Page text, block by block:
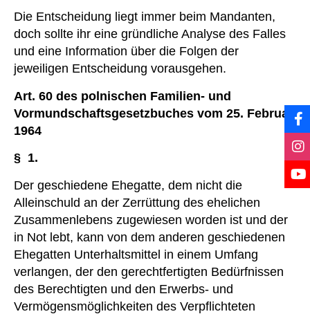
Die Entscheidung liegt immer beim Mandanten,
doch sollte ihr eine gründliche Analyse des Falles
und eine Information über die Folgen der
jeweiligen Entscheidung vorausgehen.
Art. 60 des polnischen Familien- und
Vormundschaftsgesetzbuches vom 25. Februar
1964
§ 1.
Der geschiedene Ehegatte, dem nicht die
Alleinschuld an der Zerrüttung des ehelichen
Zusammenlebens zugewiesen worden ist und der
in Not lebt, kann von dem anderen geschiedenen
Ehegatten Unterhaltsmittel in einem Umfang
verlangen, der den gerechtfertigten Bedürfnissen
des Berechtigten und den Erwerbs- und
Vermögensmöglichkeiten des Verpflichteten